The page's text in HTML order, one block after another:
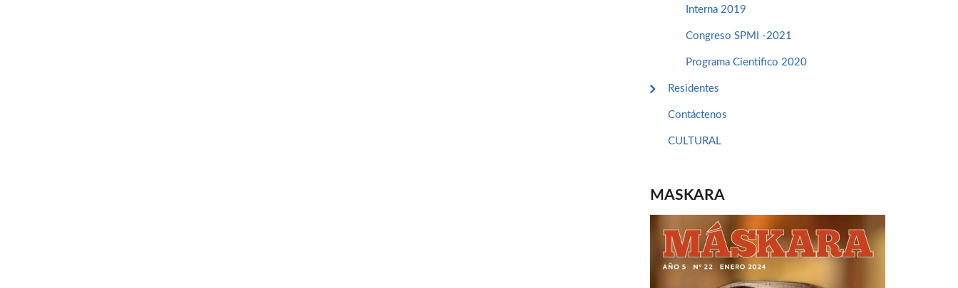
Interna 2019
Congreso SPMI -2021
Programa Cientifico 2020
Residentes
Contáctenos
CULTURAL
MASKARA